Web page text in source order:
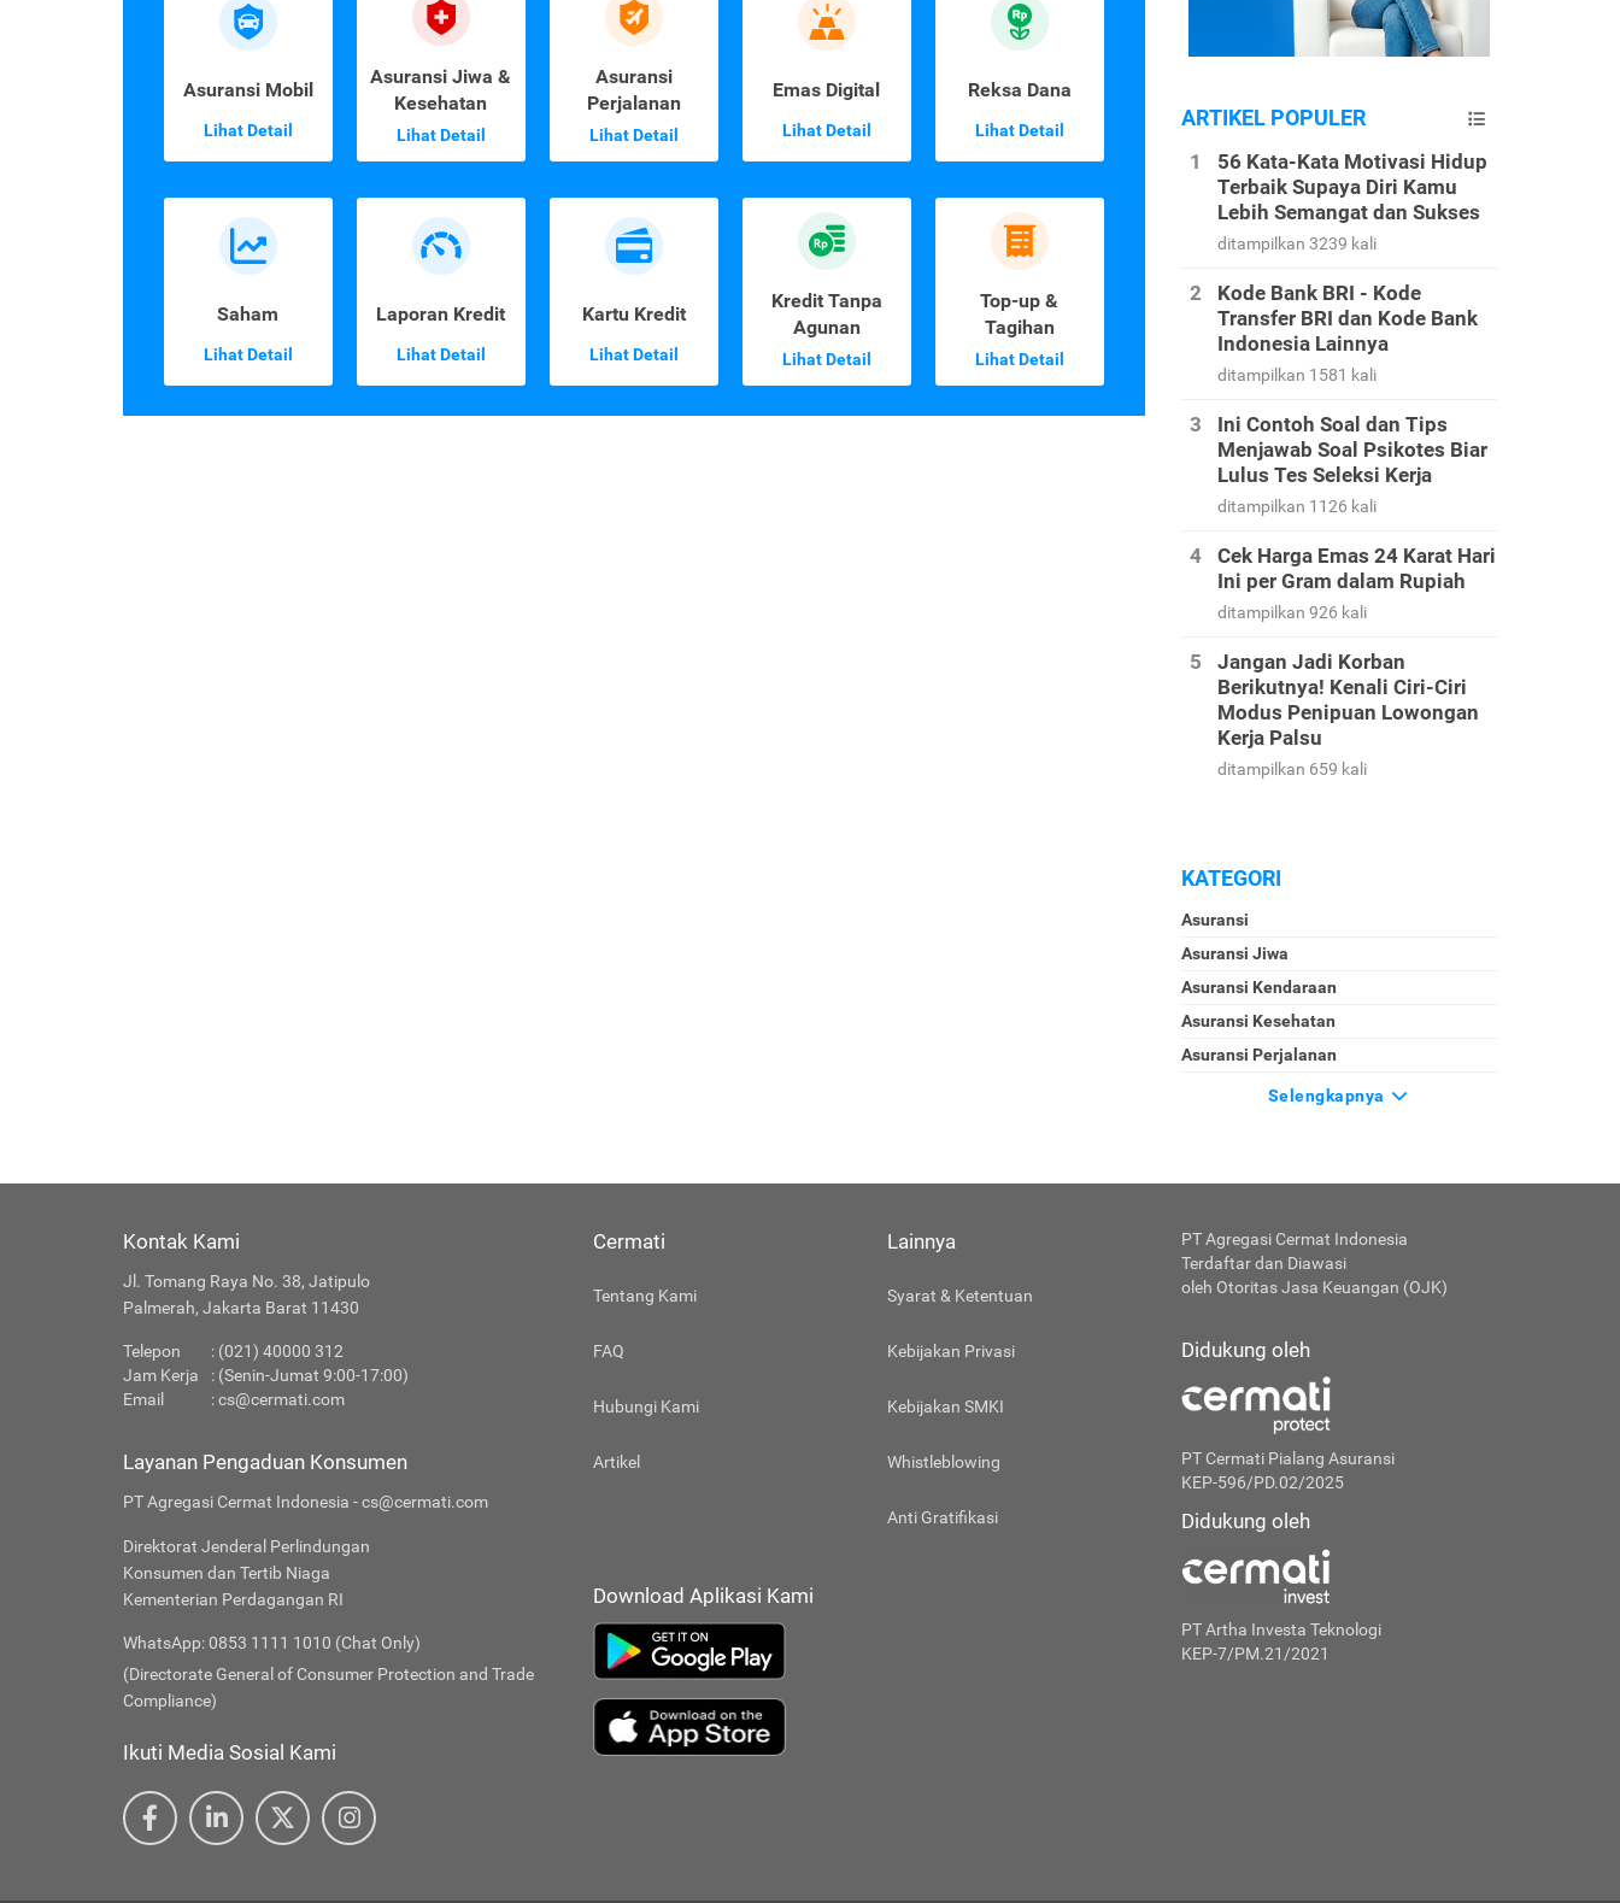
Asuransi Mobil
Lihat Detail
Asuransi Jiwa &
Kesehatan
Lihat Detail
Asuransi
Perjalanan
Lihat Detail
Emas Digital
Lihat Detail
Reksa Dana
Lihat Detail
Saham
Lihat Detail
Laporan Kredit
Lihat Detail
Kartu Kredit
Lihat Detail
Kredit Tanpa
Agunan
Lihat Detail
Top-up &
Tagihan
Lihat Detail
ARTIKEL POPULER
56 Kata-Kata Motivasi Hidup
Terbaik Supaya Diri Kamu
Lebih Semangat dan Sukses
ditampilkan 3239 kali
Kode Bank BRI - Kode
Transfer BRI dan Kode Bank
Indonesia Lainnya
ditampilkan 1581 kali
Ini Contoh Soal dan Tips
Menjawab Soal Psikotes Biar
Lulus Tes Seleksi Kerja
ditampilkan 1126 kali
Cek Harga Emas 24 Karat Hari
Ini per Gram dalam Rupiah
ditampilkan 926 kali
Jangan Jadi Korban
Berikutnya! Kenali Ciri-Ciri
Modus Penipuan Lowongan
Kerja Palsu
ditampilkan 659 kali
KATEGORI
Asuransi
Asuransi Jiwa
Asuransi Kendaraan
Asuransi Kesehatan
Asuransi Perjalanan
Selengkapnya
Kontak Kami
Jl. Tomang Raya No. 38, Jatipulo
Palmerah, Jakarta Barat 11430
Telepon
: (021) 40000 312
Jam Kerja
: (Senin-Jumat 9:00-17:00)
Email
:cs@cermati.com
Layanan Pengaduan Konsumen
PT Agregasi Cermat Indonesia - cs@cermati.com
Direktorat Jenderal Perlindungan
Konsumen dan Tertib Niaga
Kementerian Perdagangan RI
WhatsApp: 0853 1111 1010 (Chat Only)
(Directorate General of Consumer Protection and Trade
Compliance)
Ikuti Media Sosial Kami
Cermati
Tentang Kami
FAQ
Hubungi Kami
Artikel
Lainnya
Syarat & Ketentuan
Kebijakan Privasi
Kebijakan SMKI
Whistleblowing
Anti Gratifikasi
Download Aplikasi Kami
PT Agregasi Cermat Indonesia
Terdaftar dan Diawasi
oleh Otoritas Jasa Keuangan (OJK)
Didukung oleh
PT Cermati Pialang Asuransi
KEP-596/PD.02/2025
Didukung oleh
PT Artha Investa Teknologi
KEP-7/PM.21/2021